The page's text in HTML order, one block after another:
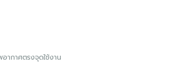
ากาศตรงจุดใช้งาน